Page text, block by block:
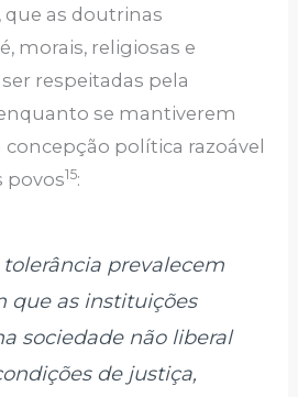
que as doutrinas
morais, religiosas e
respeitadas pela
se mantiverem
política razoável
povos15:
tolerância prevalecem
que as instituições
sociedade não liberal
de justiça,